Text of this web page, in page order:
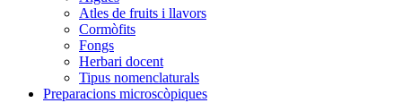
Atles de fruits i llavors
Cormòfits
Fongs
Herbari docent
Tipus nomenclaturals
Preparacions microscòpiques